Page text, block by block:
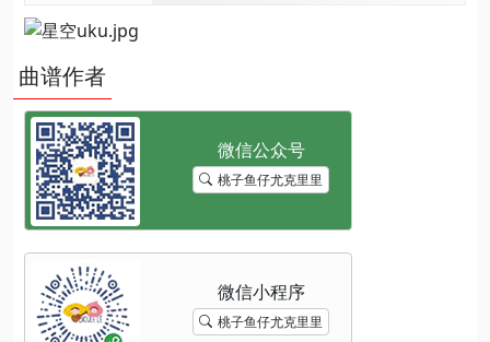
曲谱作者
桃子鱼仔尤克里里
桃子鱼仔尤克里里